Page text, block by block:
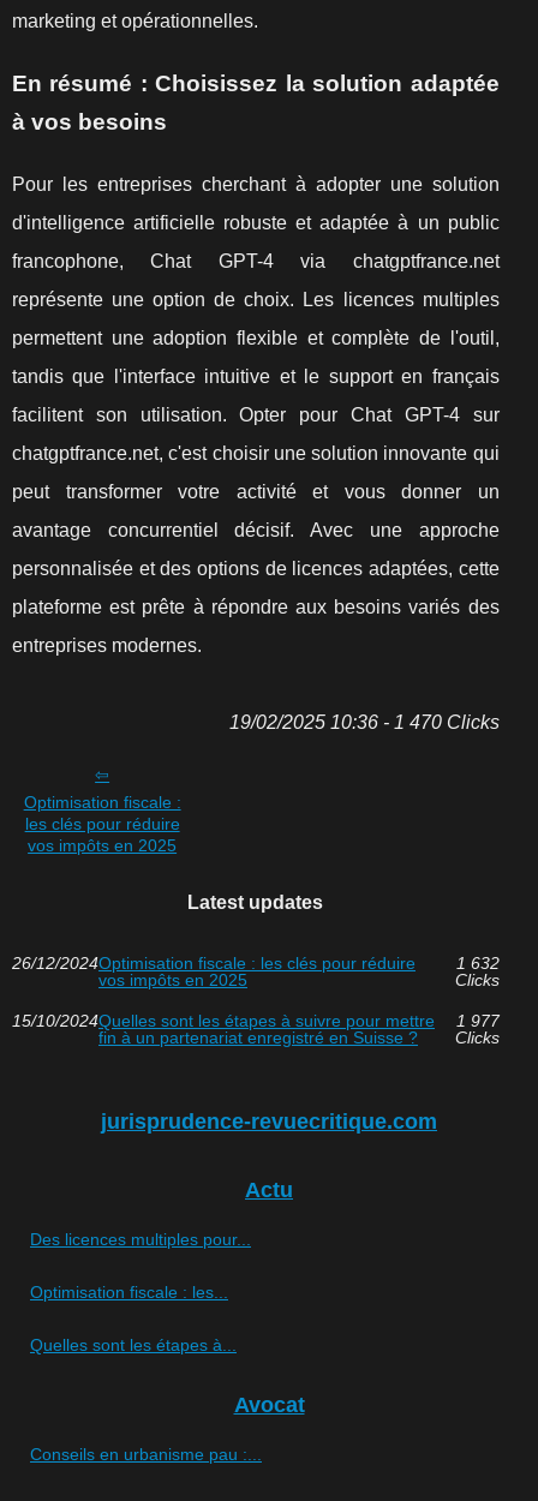
marketing et opérationnelles.
En résumé : Choisissez la solution adaptée
à vos besoins
Pour les entreprises cherchant à adopter une solution
d'intelligence artificielle robuste et adaptée à un public
francophone, Chat GPT-4 via chatgptfrance.net
représente une option de choix. Les licences multiples
permettent une adoption flexible et complète de l'outil,
tandis que l'interface intuitive et le support en français
facilitent son utilisation. Opter pour Chat GPT-4 sur
chatgptfrance.net, c'est choisir une solution innovante qui
peut transformer votre activité et vous donner un
avantage concurrentiel décisif. Avec une approche
personnalisée et des options de licences adaptées, cette
plateforme est prête à répondre aux besoins variés des
entreprises modernes.
19/02/2025 10:36 - 1 470 Clicks
Optimisation fiscale :
les clés pour réduire
vos impôts en 2025
Latest updates
26/12/2024Optimisation fiscale : les clés pour réduire
vos impôts en 2025
1 632
Clicks
15/10/2024Quelles sont les étapes à suivre pour mettre
fin à un partenariat enregistré en Suisse ?
1 977
Clicks
jurisprudence-revuecritique.com
Actu
Des licences multiples pour...
Optimisation fiscale : les...
Quelles sont les étapes à...
Avocat
Conseils en urbanisme pau :...